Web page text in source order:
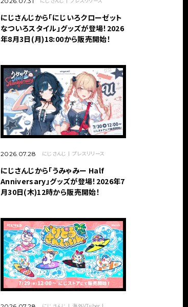
にじさんじから「にじいろクローゼット
なついろスタイル」グッズが登場！2026
年8月3日(月)18:00から販売開始！
2026.07.28 にじさんじ プレスリリース
にじさんじから「うみゃみー Half
Anniversary」グッズが登場！2026年7
月30日(木)12時から販売開始！